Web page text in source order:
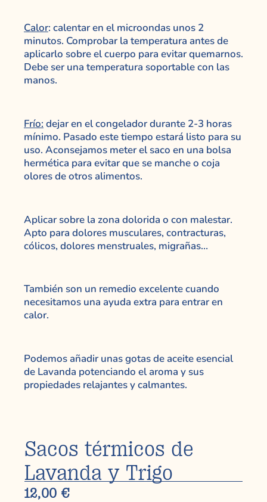
Calor: calentar en el microondas unos 2
minutos. Comprobar la temperatura antes de
aplicarlo sobre el cuerpo para evitar quemarnos.
Debe ser una temperatura soportable con las
manos.
Frío: dejar en el congelador durante 2-3 horas
mínimo. Pasado este tiempo estará listo para su
uso. Aconsejamos meter el saco en una bolsa
hermética para evitar que se manche o coja
olores de otros alimentos.
Aplicar sobre la zona dolorida o con malestar.
Apto para dolores musculares, contracturas,
cólicos, dolores menstruales, migrañas…
También son un remedio excelente cuando
necesitamos una ayuda extra para entrar en
calor.
Podemos añadir unas gotas de aceite esencial
de Lavanda potenciando el aroma y sus
propiedades relajantes y calmantes.
Sacos térmicos de
Lavanda y Trigo
12,00 €